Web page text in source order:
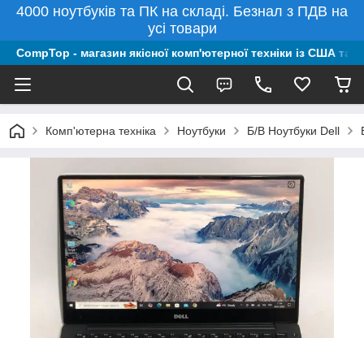
4000 ноутбуків та ПК на складі. Безнал з ПДВ на
усі товари
CompTop - магазин якісної комп'ютерної техніки із США та
Комп'ютерна техніка Ноутбуки Б/В Ноутбуки Dell